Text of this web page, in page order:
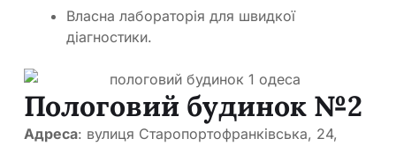
Власна лабораторія для швидкої
діагностики.
Пологовий будинок №2
Адреса: вулиця Старопортофранківська, 24,